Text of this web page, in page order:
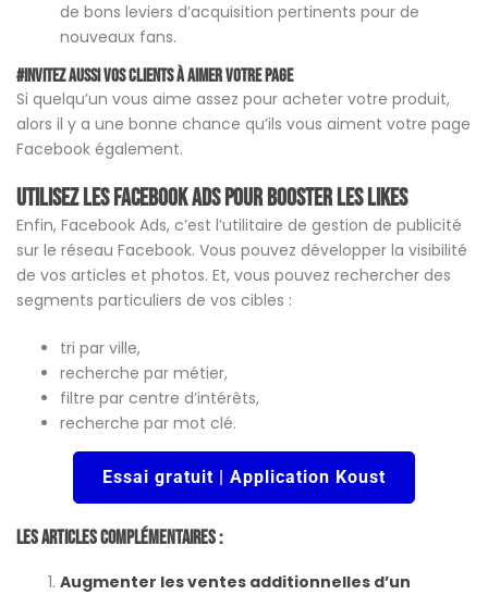
de bons leviers d’acquisition pertinents pour de
nouveaux fans.
#Invitez aussi vos Clients à aimer votre page
Si quelqu’un vous aime assez pour acheter votre produit,
alors il y a une bonne chance qu’ils vous aiment votre page
Facebook également.
Utilisez les Facebook Ads pour booster les likes
Enfin, Facebook Ads, c’est l’utilitaire de gestion de publicité
sur le réseau Facebook. Vous pouvez développer la visibilité
de vos articles et photos. Et, vous pouvez rechercher des
segments particuliers de vos cibles :
tri par ville,
recherche par métier,
filtre par centre d’intérêts,
recherche par mot clé.
Essai gratuit | Application Koust
Les Articles Complémentaires :
Augmenter les ventes additionnelles d’un